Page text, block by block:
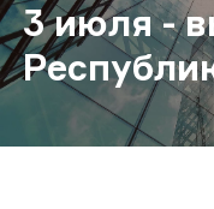
3 июля -